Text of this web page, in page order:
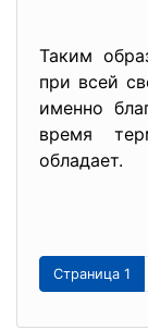
Таким
при всей
именно
время
обладает.
Страница 1